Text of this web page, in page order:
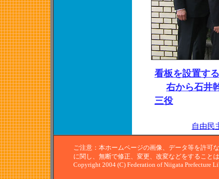
看板を設置する
右から石井
三役
自由民
ご注意：本ホームページの画像、データ等を許可
に関し、無断で修正、変更、改変などをすること
Copyright 2004 (C) Federation of Niigata Prefecture